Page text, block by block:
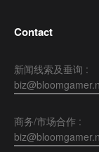
Contact
新闻线索及垂询 :
商务/市场合作 :